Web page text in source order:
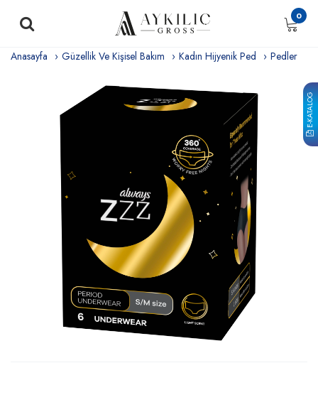
E-KATALOG
0
Anasayfa Güzellik Ve Kişisel Bakım Kadın Hijyenik Ped Pedler